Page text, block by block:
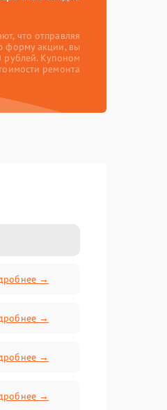
что отправляя
форму акции, вы
рублей. Купоном
ремонта
→
→
→
→